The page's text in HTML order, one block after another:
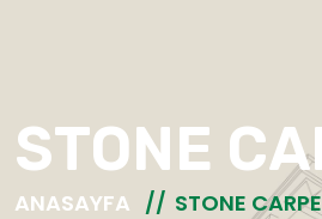
STONE
ANASAYFA STONE